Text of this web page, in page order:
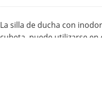
La silla de ducha con
cubeta, puede utilizarse en